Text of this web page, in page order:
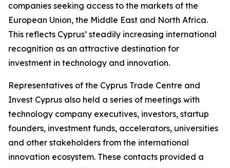
companies seeking access to the markets of the
European Union, the Middle East and North Africa.
This reflects Cyprus’ steadily increasing international
recognition as an attractive destination for
investment in technology and innovation.
Representatives of the Cyprus Trade Centre and
Invest Cyprus also held a series of meetings with
technology company executives, investors, startup
founders, investment funds, accelerators, universities
and other stakeholders from the international
innovation ecosystem. These contacts provided a